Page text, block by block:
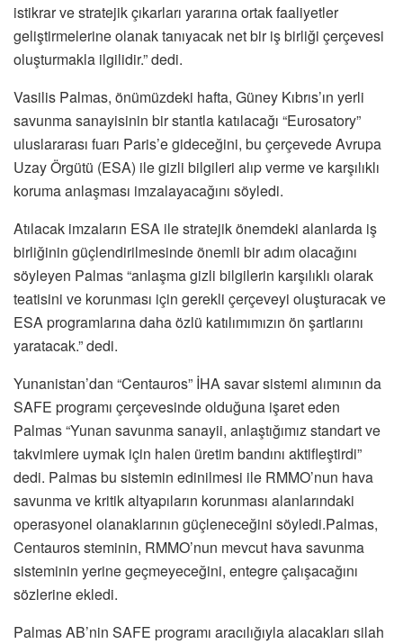
istikrar ve stratejik çıkarları yararına ortak faaliyetler
geliştirmelerine olanak tanıyacak net bir iş birliği çerçevesi
oluşturmakla ilgilidir.” dedi.
Vasilis Palmas, önümüzdeki hafta, Güney Kıbrıs’ın yerli
savunma sanayisinin bir stantla katılacağı “Eurosatory”
uluslararası fuarı Paris’e gideceğini, bu çerçevede Avrupa
Uzay Örgütü (ESA) ile gizli bilgileri alıp verme ve karşılıklı
koruma anlaşması imzalayacağını söyledi.
Atılacak imzaların ESA ile stratejik önemdeki alanlarda iş
birliğinin güçlendirilmesinde önemli bir adım olacağını
söyleyen Palmas “anlaşma gizli bilgilerin karşılıklı olarak
teatisini ve korunması için gerekli çerçeveyi oluşturacak ve
ESA programlarına daha özlü katılımımızın ön şartlarını
yaratacak.” dedi.
Yunanistan’dan “Centauros” İHA savar sistemi alımının da
SAFE programı çerçevesinde olduğuna işaret eden
Palmas “Yunan savunma sanayii, anlaştığımız standart ve
takvimlere uymak için halen üretim bandını aktifleştirdi”
dedi. Palmas bu sistemin edinilmesi ile RMMO’nun hava
savunma ve kritik altyapıların korunması alanlarındaki
operasyonel olanaklarının güçleneceğini söyledi.Palmas,
Centauros steminin, RMMO’nun mevcut hava savunma
sisteminin yerine geçmeyeceğini, entegre çalışacağını
sözlerine ekledi.
Palmas AB’nin SAFE programı aracılığıyla alacakları silah